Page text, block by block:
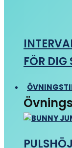
FÖR DIG